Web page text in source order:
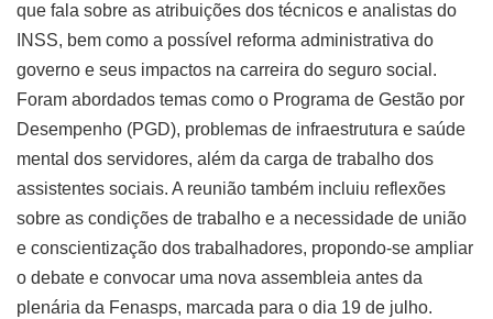
que fala sobre as atribuições dos técnicos e analistas do
INSS, bem como a possível reforma administrativa do
governo e seus impactos na carreira do seguro social.
Foram abordados temas como o Programa de Gestão por
Desempenho (PGD), problemas de infraestrutura e saúde
mental dos servidores, além da carga de trabalho dos
assistentes sociais. A reunião também incluiu reflexões
sobre as condições de trabalho e a necessidade de união
e conscientização dos trabalhadores, propondo-se ampliar
o debate e convocar uma nova assembleia antes da
plenária da Fenasps, marcada para o dia 19 de julho.